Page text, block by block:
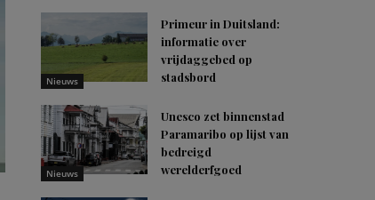
Nieuws
Primeur in Duitsland:
informatie over
vrijdaggebed op
stadsbord
Nieuws
Unesco zet binnenstad
Paramaribo op lijst van
bedreigd
werelderfgoed